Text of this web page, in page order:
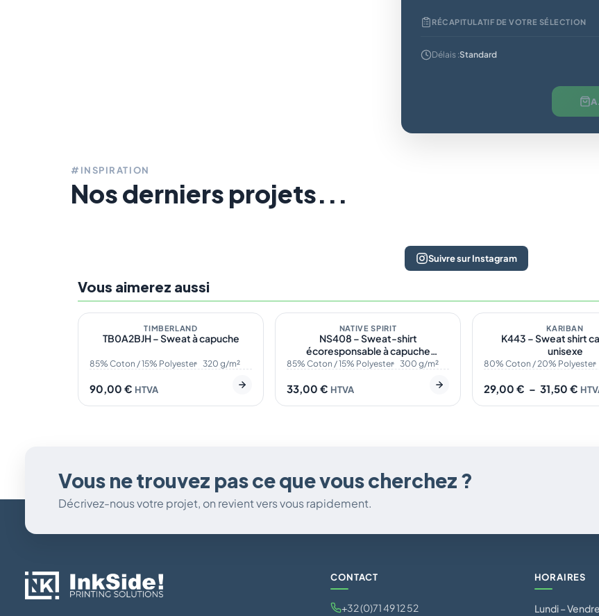
RÉCAPITULATIF DE VOTRE SÉLECTION
Délais :Standard
#INSPIRATION
Nos derniers projets...
Suivre sur Instagram
Vous aimerez aussi
4
Sur demande
TIMBERLAND
TB0A2BJH – Sweat à capuche
85% Coton / 15% Polyester 320 g/m²
90,00 € HTVA
15
En stock
NATIVE SPIRIT
NS408 – Sweat-shirt
écoresponsable à capuche
oversize unisexe
85% Coton / 15% Polyester 300 g/m²
33,00 € HTVA
En stock
KARIBAN
K443 – Sweat shirt
unisexe
80% Coton / 20% Polyester
29,00 € – 31,50 €
de
prix
à
Vous ne trouvez pas ce que vous cherchez ?
Décrivez-nous votre projet, on revient vers vous rapidement.
CONTACT
+32 (0)71 49 12 52
HORAIRES
Lundi –